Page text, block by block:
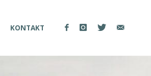
KONTAKT